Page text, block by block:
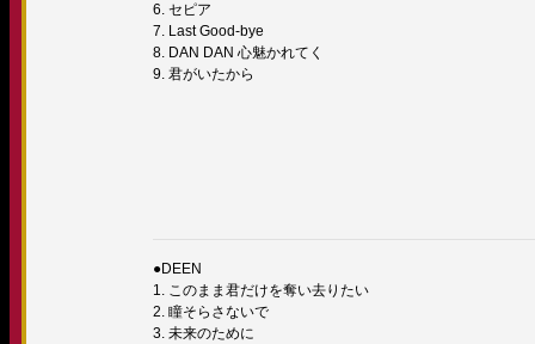
6. セピア
7. Last Good-bye
8. DAN DAN 心魅かれてく
9. 君がいたから
●DEEN
1. このまま君だけを奪い去りたい
2. 瞳そらさないで
3. 未来のために